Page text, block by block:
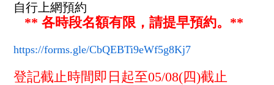
自行上網預約
** 各時段名額有限，請提早預約。**
https://forms.gle/CbQEBTi9eWf5g8Kj7
登記截止時間即日起至05/08(四)截止